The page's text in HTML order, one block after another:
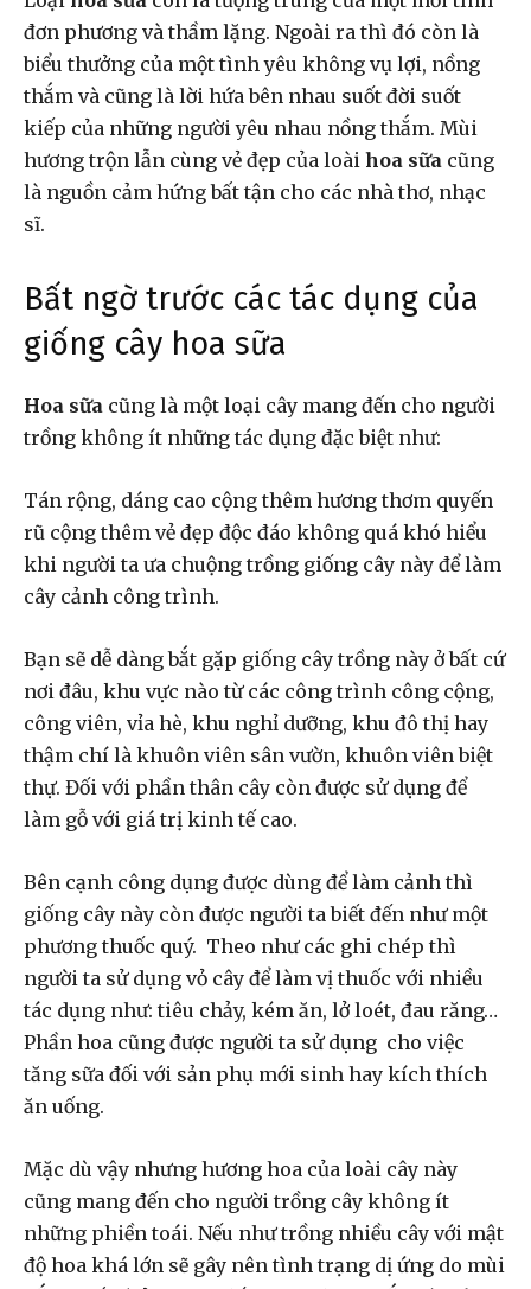
đơn phương và thầm lặng. Ngoài ra thì đó còn là
biểu thưởng của một tình yêu không vụ lợi, nồng
thắm và cũng là lời hứa bên nhau suốt đời suốt
kiếp của những người yêu nhau nồng thắm. Mùi
hương trộn lẫn cùng vẻ đẹp của loài hoa sữa cũng
là nguồn cảm hứng bất tận cho các nhà thơ, nhạc
sĩ.
Bất ngờ trước các tác dụng của
giống cây hoa sữa
Hoa sữa cũng là một loại cây mang đến cho người
trồng không ít những tác dụng đặc biệt như:
Tán rộng, dáng cao cộng thêm hương thơm quyến
rũ cộng thêm vẻ đẹp độc đáo không quá khó hiểu
khi người ta ưa chuộng trồng giống cây này để làm
cây cảnh công trình.
Bạn sẽ dễ dàng bắt gặp giống cây trồng này ở bất cứ
nơi đâu, khu vực nào từ các công trình công cộng,
công viên, vỉa hè, khu nghỉ dưỡng, khu đô thị hay
thậm chí là khuôn viên sân vườn, khuôn viên biệt
thự. Đối với phần thân cây còn được sử dụng để
làm gỗ với giá trị kinh tế cao.
Bên cạnh công dụng được dùng để làm cảnh thì
giống cây này còn được người ta biết đến như một
phương thuốc quý. Theo như các ghi chép thì
người ta sử dụng vỏ cây để làm vị thuốc với nhiều
tác dụng như: tiêu chảy, kém ăn, lở loét, đau răng…
Phần hoa cũng được người ta sử dụng cho việc
tăng sữa đối với sản phụ mới sinh hay kích thích
ăn uống.
Mặc dù vậy nhưng hương hoa của loài cây này
cũng mang đến cho người trồng cây không ít
những phiền toái. Nếu như trồng nhiều cây với mật
độ hoa khá lớn sẽ gây nên tình trạng dị ứng do mùi